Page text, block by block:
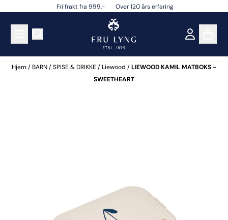
Hopp til innholdFri frakt fra 999,- Over 120 års erfaring
Hjem /BARN/SPISE & DRIKKE /Liewood /LIEWOOD KAMIL MATBOKS -
SWEETHEART